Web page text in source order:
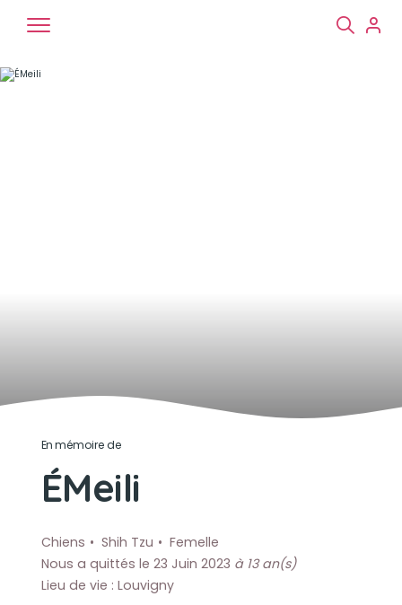
En mémoire de
ÉMeili
Chiens Shih Tzu
Femelle
Nous a quittés le 23 Juin 2023 à 13 an(s)
Lieu de vie : Louvigny